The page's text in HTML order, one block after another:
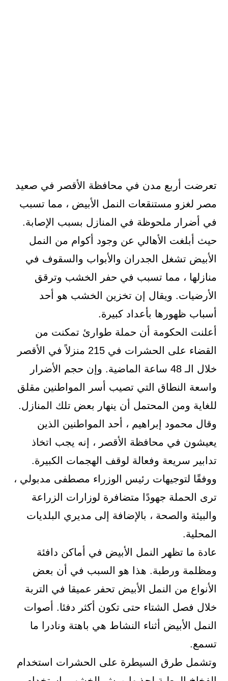
تعرضت أربع مدن في محافظة الأقصر في صعيد
مصر لغزو مستنقعات النمل الأبيض ، مما تسبب
في أضرار ملحوظة في المنازل بسبب الإصابة.
حيث أبلغت الأهالي عن وجود أكوام من النمل
الأبيض تشغل الجدران والأبواب والسقوف في
منازلها ، مما تسبب في حفر الخشب وترقق
الأرضيات. ويقال إن تخزين الخشب هو أحد
أسباب ظهورها بأعداد كبيرة.
أعلنت الحكومة أن حملة طوارئ تمكنت من
القضاء على الحشرات في 215 منزلاً في الأقصر
خلال الـ 48 ساعة الماضية. وإن حجم الأضرار
واسعة النطاق التي تصيب أسر المواطنين مقلق
للغاية ومن المحتمل أن ينهار بعض تلك المنازل.
وقال محمود إبراهيم ، أحد المواطنين الذين
يعيشون في محافظة الأقصر ، إنه يجب اتخاذ
تدابير سريعة وفعالة لوقف الهجمات الكبيرة.
ووفقًا لتوجيهات رئيس الوزراء مصطفى مدبولي ،
ترى الحملة جهودًا متضافرة لوزارات الزراعة
والبيئة والصحة ، بالإضافة إلى مديري البلديات
المحلية.
عادة ما تظهر النمل الأبيض في أماكن دافئة
ومظلمة ورطبة. هذا هو السبب في أن بعض
الأنواع من النمل الأبيض تحفر عميقا في التربة
خلال فصل الشتاء حتى تكون أكثر دفئا. أصوات
النمل الأبيض أثناء النشاط هي باهتة ونادرا ما
تسمع.
وتشمل طرق السيطرة على الحشرات استخدام